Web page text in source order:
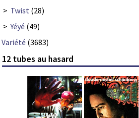
> Twist (28)
>Yéyé (49)
Variété (3683)
12 tubes au hasard